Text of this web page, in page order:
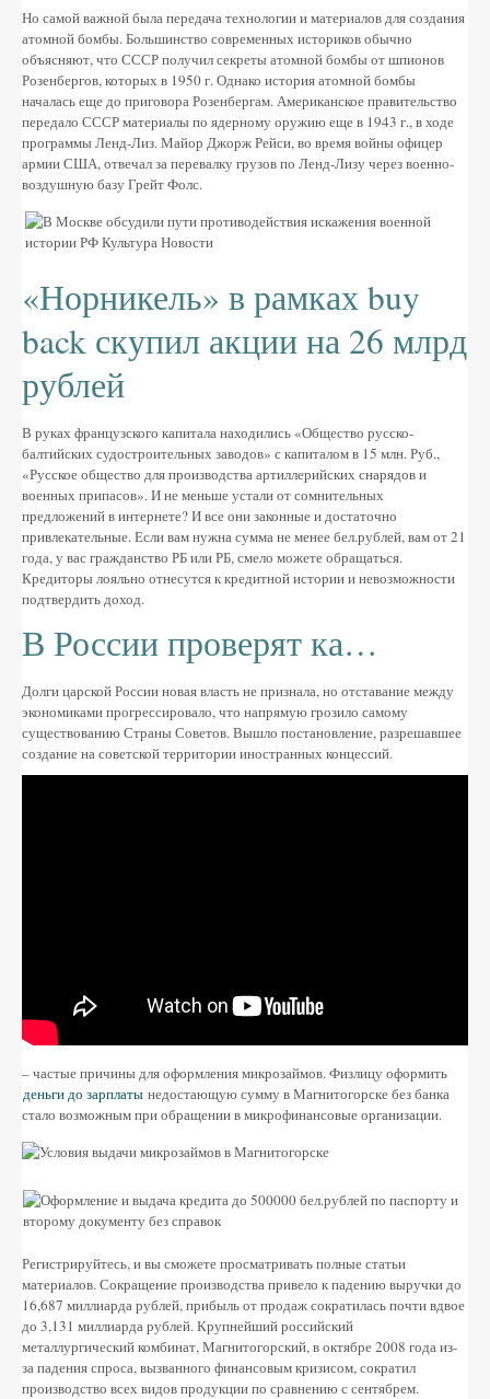
Но самой важной была передача технологии и материалов для создания
атомной бомбы. Большинство современных историков обычно
объясняют, что СССР получил секреты атомной бомбы от шпионов
Розенбергов, которых в 1950 г. Однако история атомной бомбы
началась еще до приговора Розенбергам. Американское правительство
передало СССР материалы по ядерному оружию еще в 1943 г., в ходе
программы Ленд-Лиз. Майор Джорж Рейси, во время войны офицер
армии США, отвечал за перевалку грузов по Ленд-Лизу через военно-
воздушную базу Грейт Фолс.
«Норникель» в рамках buy
back скупил акции на 26 млрд
рублей
В руках французского капитала находились «Общество русско-
балтийских судостроительных заводов» с капиталом в 15 млн. Руб.,
«Русское общество для производства артиллерийских снарядов и
военных припасов». И не меньше устали от сомнительных
предложений в интернете? И все они законные и достаточно
привлекательные. Если вам нужна сумма не менее бел.рублей, вам от 21
года, у вас гражданство РБ или РБ, смело можете обращаться.
Кредиторы лояльно отнесутся к кредитной истории и невозможности
подтвердить доход.
В России проверят ка…
Долги царской России новая власть не признала, но отставание между
экономиками прогрессировало, что напрямую грозило самому
существованию Страны Советов. Вышло постановление, разрешавшее
создание на советской территории иностранных концессий.
– частые причины для оформления микрозаймов. Физлицу оформить
деньги до зарплаты недостающую сумму в Магнитогорске без банка
стало возможным при обращении в микрофинансовые организации.
Регистрируйтесь, и вы сможете просматривать полные статьи
материалов. Сокращение производства привело к падению выручки до
16,687 миллиарда рублей, прибыль от продаж сократилась почти вдвое
до 3,131 миллиарда рублей. Крупнейший российский
металлургический комбинат, Магнитогорский, в октябре 2008 года из-
за падения спроса, вызванного финансовым кризисом, сократил
производство всех видов продукции по сравнению с сентябрем.